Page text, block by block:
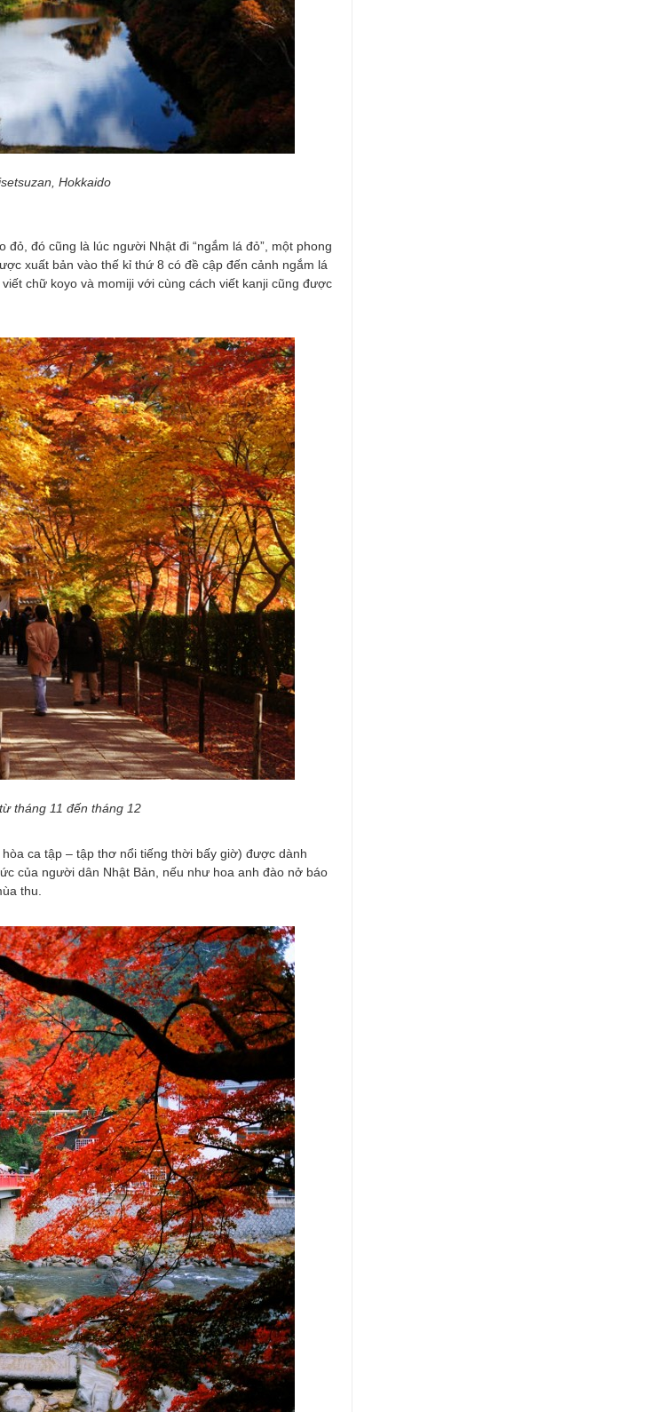
Hokkaido
đó cũng là lúc người Nhật đi “ngắm lá đỏ”, một phong
xuất bản vào thế kỉ thứ 8 có đề cập đến cảnh ngắm lá
chữ koyo và momiji với cùng cách viết kanji cũng được
tháng 11 đến tháng 12
ca tập – tập thơ nổi tiếng thời bấy giờ) được dành
của người dân Nhật Bản, nếu như hoa anh đào nở báo
thu.